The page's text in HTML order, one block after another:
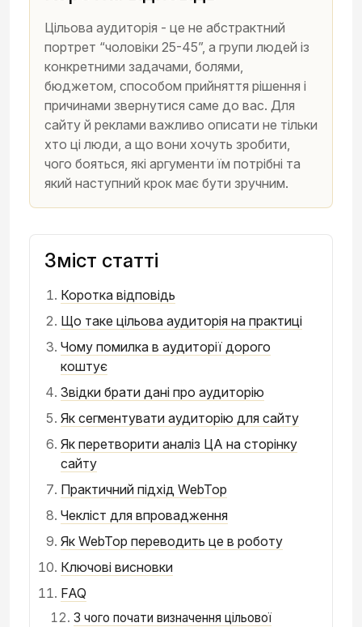
Цільова аудиторія - це не абстрактний
портрет “чоловіки 25-45”, а групи людей із
конкретними задачами, болями,
бюджетом, способом прийняття рішення і
причинами звернутися саме до вас. Для
сайту й реклами важливо описати не тільки
хто ці люди, а що вони хочуть зробити,
чого бояться, які аргументи їм потрібні та
який наступний крок має бути зручним.
Зміст статті
Коротка відповідь
Що таке цільова аудиторія на практиці
Чому помилка в аудиторії дорого
коштує
Звідки брати дані про аудиторію
Як сегментувати аудиторію для сайту
Як перетворити аналіз ЦА на сторінку
сайту
Практичний підхід WebTop
Чекліст для впровадження
Як WebTop переводить це в роботу
Ключові висновки
FAQ
З чого почати визначення цільової